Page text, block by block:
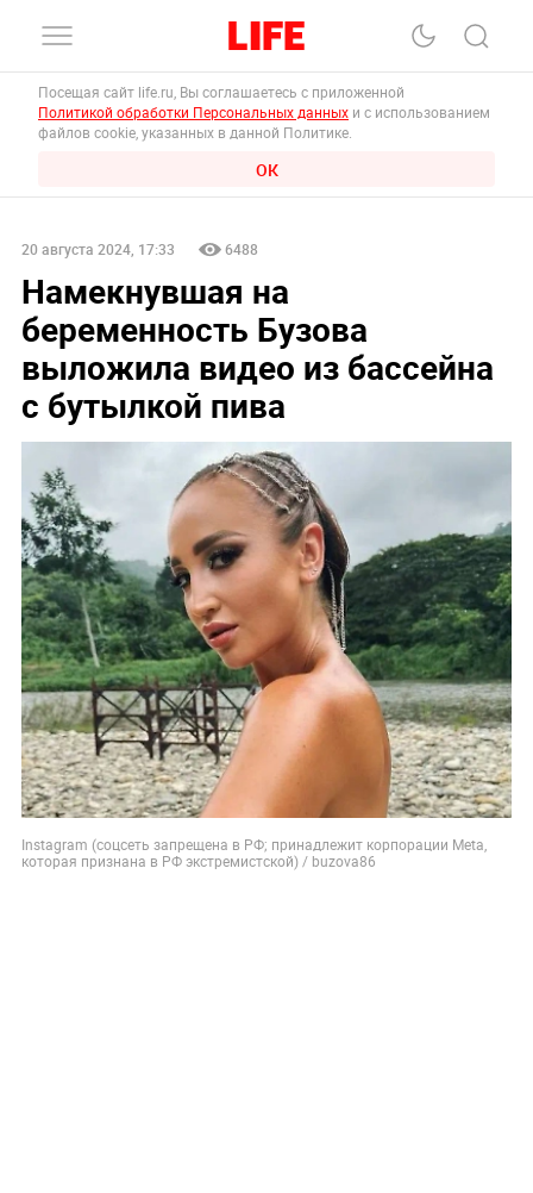
Посещая сайт life.ru, Вы соглашаетесь с приложенной
Политикой обработки Персональных данных и с использованием
файлов cookie, указанных в данной Политике.
ОК
20 августа 2024, 17:33 6488
Намекнувшая на
беременность Бузова
выложила видео из бассейна
с бутылкой пива
Instagram (соцсеть запрещена в РФ; принадлежит корпорации Meta,
которая признана в РФ экстремистской) / buzova86